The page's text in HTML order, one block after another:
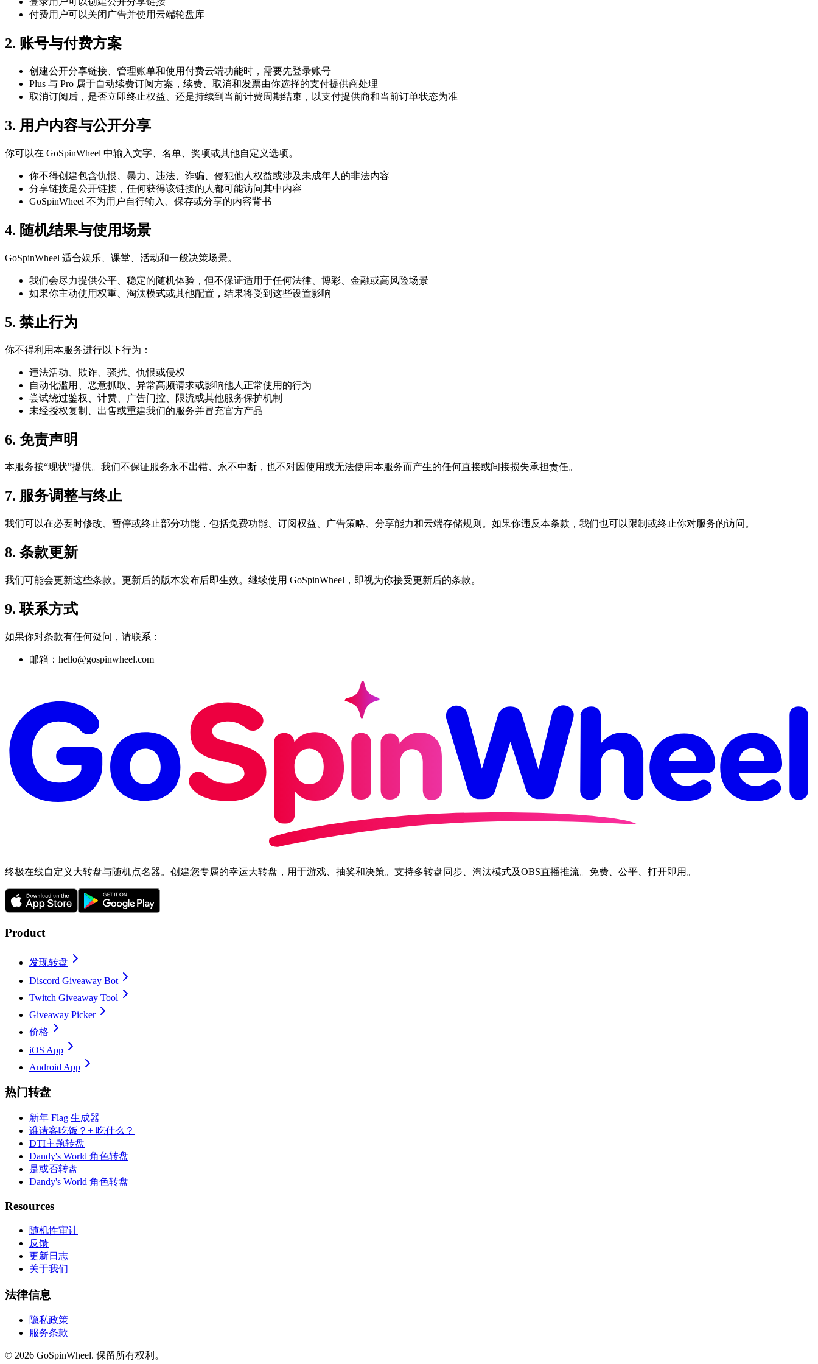
付费用户可以关闭广告并使用云端轮盘库
2. 账号与付费方案
创建公开分享链接、管理账单和使用付费云端功能时，需要先登录账号
Plus 与 Pro 属于自动续费订阅方案，续费、取消和发票由你选择的支付提供商处理
取消订阅后，是否立即终止权益、还是持续到当前计费周期结束，以支付提供商和当前订单状态为准
3. 用户内容与公开分享
你可以在 GoSpinWheel 中输入文字、名单、奖项或其他自定义选项。
你不得创建包含仇恨、暴力、违法、诈骗、侵犯他人权益或涉及未成年人的非法内容
分享链接是公开链接，任何获得该链接的人都可能访问其中内容
GoSpinWheel 不为用户自行输入、保存或分享的内容背书
4. 随机结果与使用场景
GoSpinWheel 适合娱乐、课堂、活动和一般决策场景。
我们会尽力提供公平、稳定的随机体验，但不保证适用于任何法律、博彩、金融或高风险场景
如果你主动使用权重、淘汰模式或其他配置，结果将受到这些设置影响
5. 禁止行为
你不得利用本服务进行以下行为：
违法活动、欺诈、骚扰、仇恨或侵权
自动化滥用、恶意抓取、异常高频请求或影响他人正常使用的行为
尝试绕过鉴权、计费、广告门控、限流或其他服务保护机制
未经授权复制、出售或重建我们的服务并冒充官方产品
6. 免责声明
本服务按“现状”提供。我们不保证服务永不出错、永不中断，也不对因使用或无法使用本服务而产生的任何直接或间接损失承担责任。
7. 服务调整与终止
我们可以在必要时修改、暂停或终止部分功能，包括免费功能、订阅权益、广告策略、分享能力和云端存储规则。如果你违反本条款，我们也可以限制或终止你对服务的访问。
8. 条款更新
我们可能会更新这些条款。更新后的版本发布后即生效。继续使用 GoSpinWheel，即视为你接受更新后的条款。
9. 联系方式
如果你对条款有任何疑问，请联系：
邮箱：hello@gospinwheel.com
终极在线自定义大转盘与随机点名器。创建您专属的幸运大转盘，用于游戏、抽奖和决策。支持多转盘同步、淘汰模式及OBS直播推流。免费、公平、打开即用。
Product
发现转盘
Discord Giveaway Bot
Twitch Giveaway Tool
Giveaway Picker
价格
iOS App
Android App
热门转盘
新年 Flag 生成器
谁请客吃饭？+ 吃什么？
DTI主题转盘
Dandy's World 角色转盘
是或否转盘
Dandy's World 角色转盘
Resources
随机性审计
反馈
更新日志
关于我们
法律信息
隐私政策
服务条款
© 2026 GoSpinWheel. 保留所有权利。